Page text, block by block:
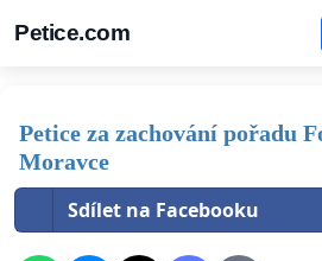
Petice.com
Petice za zachování pořadu
Moravce
Sdílet na Facebooku